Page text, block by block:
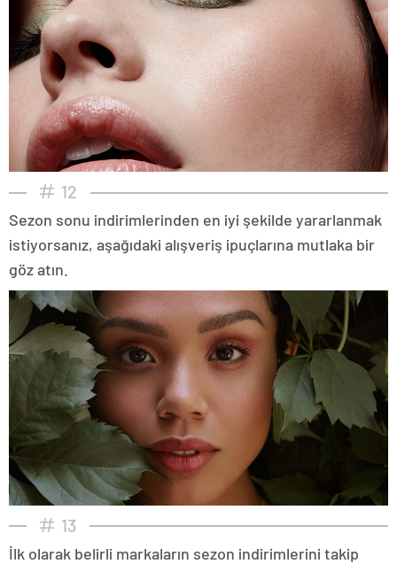
12
Sezon sonu indirimlerinden en iyi şekilde yararlanmak
istiyorsanız, aşağıdaki alışveriş ipuçlarına mutlaka bir
göz atın.
13
İlk olarak belirli markaların sezon indirimlerini takip